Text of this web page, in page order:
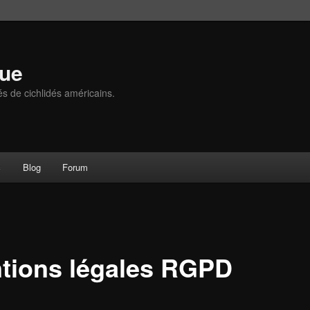
de cichlidés américains.
Blog Forum
légales RGPD